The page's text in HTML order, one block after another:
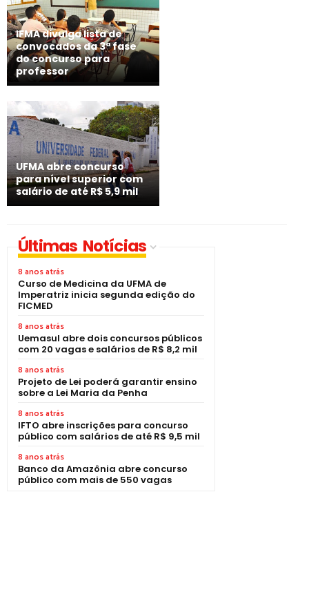
IFMA divulga lista de
convocados da 3ª fase
do concurso para
professor
UFMA abre concurso
para nível superior com
salário de até R$ 5,9 mil
Últimas Notícias
8 anos atrás
Curso de Medicina da UFMA de
Imperatriz inicia segunda edição do
FICMED
8 anos atrás
Uemasul abre dois concursos públicos
com 20 vagas e salários de R$ 8,2 mil
8 anos atrás
Projeto de Lei poderá garantir ensino
sobre a Lei Maria da Penha
8 anos atrás
IFTO abre inscrições para concurso
público com salários de até R$ 9,5 mil
8 anos atrás
Banco da Amazônia abre concurso
público com mais de 550 vagas